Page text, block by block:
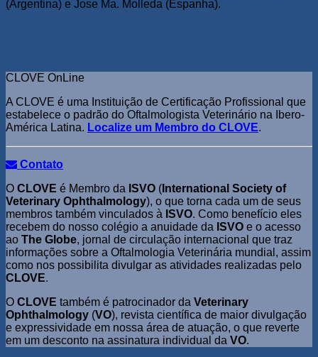
(Argentina) e Jose Ma. Molleda (Espanha).
CLOVE OnLine
A CLOVE é uma Instituição de Certificação Profissional que
estabelece o padrão do Oftalmologista Veterinário na Ibero-
América Latina. Localize um Membro do CLOVE.
Contato
O CLOVE é Membro da ISVO ( International Society of
Veterinary Ophthalmology), o que torna cada um de seus
membros também vinculados à ISVO. Como benefício eles
recebem do nosso colégio a anuidade da ISVO e o acesso
ao The Globe, jornal de circulação internacional que traz
informações sobre a Oftalmologia Veterinária mundial, assim
como nos possibilita divulgar as atividades realizadas pelo
CLOVE.
O CLOVE também é patrocinador da Veterinary
Ophthalmology (VO), revista científica de maior divulgação
e expressividade em nossa área de atuação, o que reverte
em um desconto na assinatura individual da VO.